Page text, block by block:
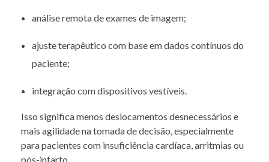
análise remota de exames de imagem;
ajuste terapêutico com base em dados contínuos do
paciente;
integração com dispositivos vestíveis.
Isso significa menos deslocamentos desnecessários e
mais agilidade na tomada de decisão, especialmente
para pacientes com insuficiência cardíaca, arritmias ou
pós-infarto.